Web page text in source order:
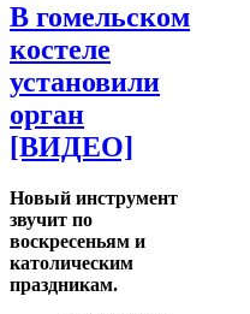
В гомельском
костеле
установили
орган
[ВИДЕО]
Новый инструмент
звучит по
воскресеньям и
католическим
праздникам.